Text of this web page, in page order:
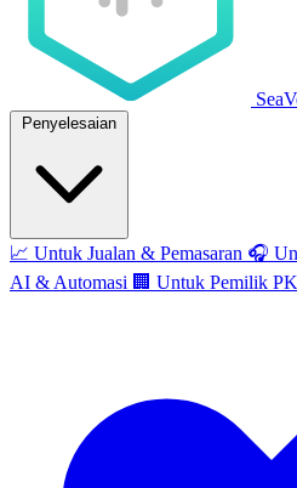
Penyelesaian
📈 Untuk Jualan & Pemasaran 🎧
AI & Automasi 🏢 Untuk Pemilik